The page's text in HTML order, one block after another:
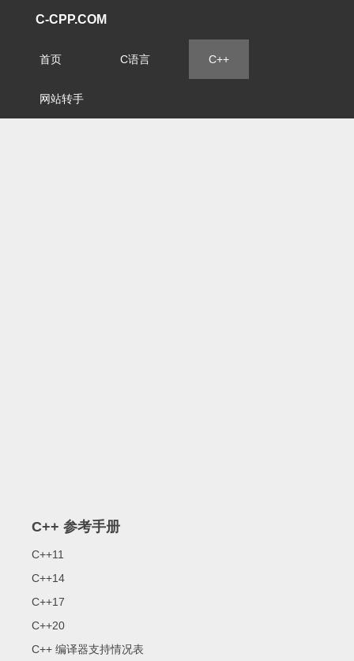
C-CPP.COM
首页 C语言 C++
网站转手
C++ 参考手册
C++11
C++14
C++17
C++20
C++ 编译器支持情况表